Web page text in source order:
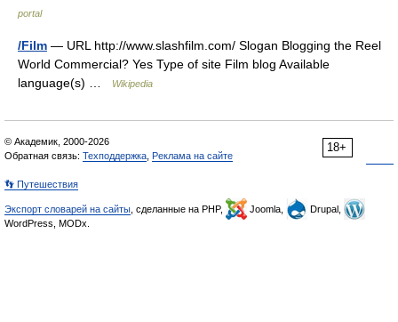
portal
/Film — URL http://www.slashfilm.com/ Slogan Blogging the Reel
World Commercial? Yes Type of site Film blog Available
language(s) …
Wikipedia
18+
© Академик, 2000-2026
Обратная связь: Техподдержка Реклама на сайте
👣 Путешествия
Экспорт словарей на сайты , сделанные на PHP, Joomla,
Drupal,
WordPress, MODx.